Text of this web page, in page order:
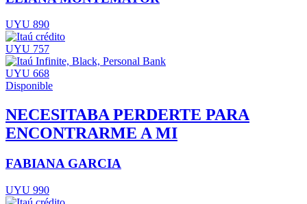
UYU 890
UYU 757
UYU 668
Disponible
NECESITABA PERDERTE PARA
ENCONTRARME A MI
FABIANA GARCIA
UYU 990